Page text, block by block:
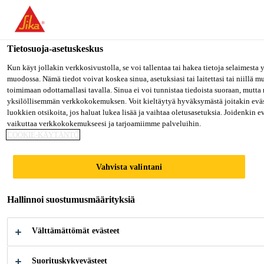
Olet menossa "Sika Finland", näyttää, että olet "Yhdysvallat".
oman maasi sivulle.
MENE SIKA USA
Sika Finland
SikaTack® ELITE
(Purform®)
Suunniteltu Sika PowerCure -teknologian
tuulilasiliimaksi – erittäin nopea
läpikuivuminen lähes kaikissa
Tietosuoja-asetuskeskus
Kun käyt jollakin verkkosivustolla, se voi tallentaa tai hakea tietoja selaimesta
muodossa. Nämä tiedot voivat koskea sinua, asetuksiasi tai laitettasi tai niillä
toimimaan odottamallasi tavalla. Sinua ei voi tunnistaa tiedoista suoraan,
yksilöllisemmän verkkokokemuksen. Voit kieltäytyä hyväksymästä joitakin
luokkien otsikoita, jos haluat lukea lisää ja vaihtaa oletusasetuksia. Joidenkin
vaikuttaa verkkokokemukseesi ja tarjoamiimme palveluihin.
COOKIE-KÄYTÄNTÖ
Vahvista valintani
Hallinnoi suostumusmäärityksiä
Välttämättömät evästeet
Suorituskykyevästeet